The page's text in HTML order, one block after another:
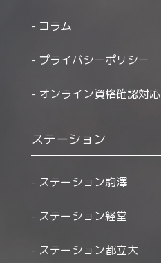
コラム
プライバシーポリシー
オンライン資格確認対応
ステーション
ステーション駒澤
ステーション経堂
ステーション都立大